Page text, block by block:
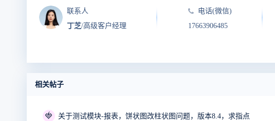
联系人
丁芝/高级客户经理
电话(微信)
17663906485
相关帖子
🍓 关于测试模块-报表，饼状图改柱状图问题，版本8.4，求指点